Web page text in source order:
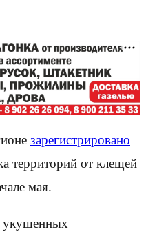
зарегистрировано
территорий от клещей
мая.
укушенных